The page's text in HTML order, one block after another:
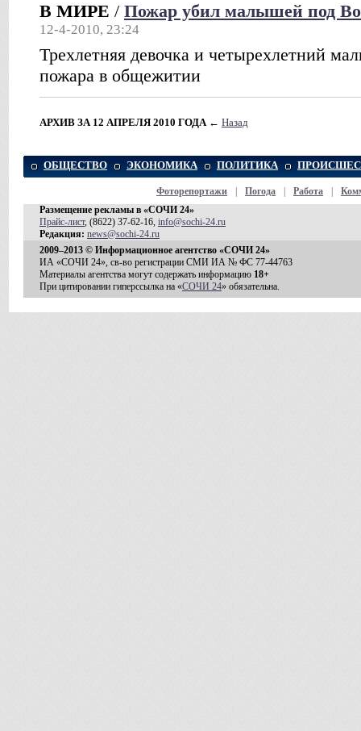
В МИРЕ / Пожар убил малышей под
12-4-2010, 23:24
Трехлетняя девочка и четырехлетний
пожара в общежитии
АРХИВ ЗА 12 АПРЕЛЯ 2010 ГОДА ← Назад
ОБЩЕСТВО ЭКОНОМИКА ПОЛИТИКА
Фоторепортажи Погода Работа
Размещение рекламы в «СОЧИ 24»
Прайс-лист, (8622) 37-62-16, info@sochi-24.ru
Редакция: news@sochi-24.ru
2009–2013 © Информационное агентство «СОЧИ 24»
ИА «СОЧИ 24», св-во регистрации СМИ ИА № ФС 77-44763
Материалы агентства могут содержать информацию 18+
При цитировании гиперссылка на «СОЧИ 24» обязательна.